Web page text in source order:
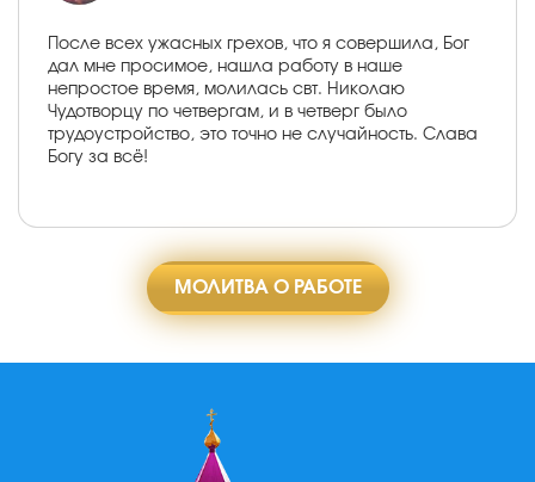
После всех ужасных грехов, что я совершила, Бог
дал мне просимое, нашла работу в наше
непростое время, молилась свт. Николаю
Чудотворцу по четвергам, и в четверг было
трудоустройство, это точно не случайность. Слава
Богу за всё!
МОЛИТВА О РАБОТЕ